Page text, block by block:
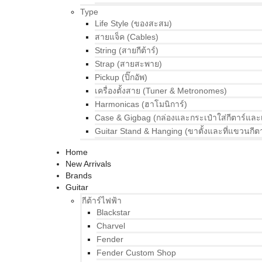
Type
Life Style (ของสะสม)
สายแจ็ค (Cables)
String (สายกีต้าร์)
Strap (สายสะพาย)
Pickup (ปิ๊กอัพ)
เครื่องตั้งสาย (Tuner & Metronomes)
Harmonicas (ฮาโมนิการ์)
Case & Gigbag (กล่องและกระเป๋าใส่กีตาร์และ
Guitar Stand & Hanging (ขาตั้งและที่แขวนกีต
Home
New Arrivals
Brands
Guitar
กีต้าร์ไฟฟ้า
Blackstar
Charvel
Fender
Fender Custom Shop